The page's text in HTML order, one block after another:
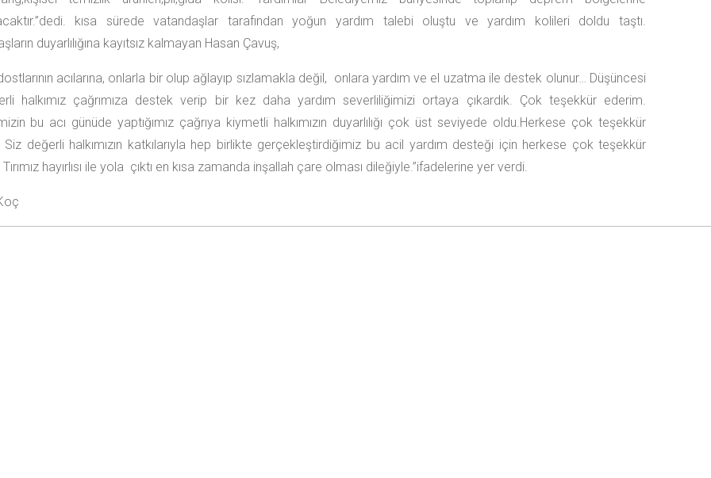
kısa sürede vatandaşlar tarafından yoğun yardım talebi oluştu ve yardım kolileri doldu taştı.
duyarlılığına kayıtsız kalmayan Hasan Çavuş,
acılarına, onlarla bir olup ağlayıp sızlamakla değil, onlara yardım ve el uzatma ile destek olunur… Düşüncesi
halkımız çağrımıza destek verip bir kez daha yardım severliliğimizi ortaya çıkardık. Çok teşekkür ederim.
bu acı günüde yaptığımız çağrıya kiymetli halkımızın duyarlılığı çok üst seviyede oldu.Herkese çok teşekkür
değerli halkımızın katkılarıyla hep birlikte gerçekleştirdiğimiz bu acil yardım desteği için herkese çok teşekkür
hayırlısı ile yola çıktı en kısa zamanda inşallah çare olması dileğiyle.”ifadelerine yer verdi.